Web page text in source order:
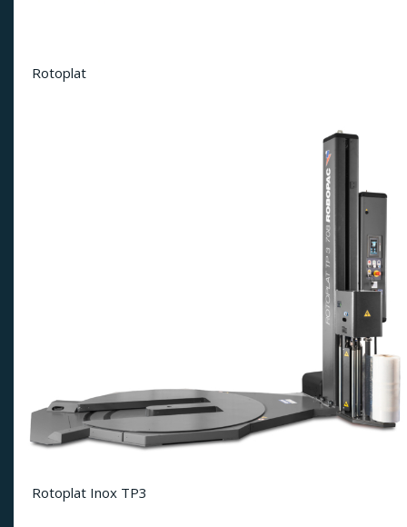
Rotoplat
Rotoplat Inox TP3